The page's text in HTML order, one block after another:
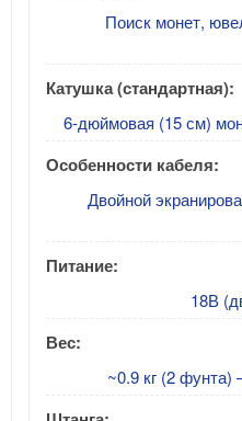
Поиск монет,
Катушка (стандартная):
6-дюймовая (15 см)
Особенности кабеля:
Двойной
Питание:
18В
Вес:
~0.9 кг (2 фунта)